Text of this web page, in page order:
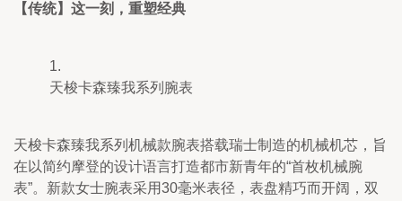
【传统】这一刻，重塑经典
天梭卡森臻我系列腕表
天梭卡森臻我系列机械款腕表搭载瑞士制造的机械机芯，旨
在以简约摩登的设计语言打造都市新青年的“首枚机械腕
表”。新款女士腕表采用30毫米表径，表盘精巧而开阔，双